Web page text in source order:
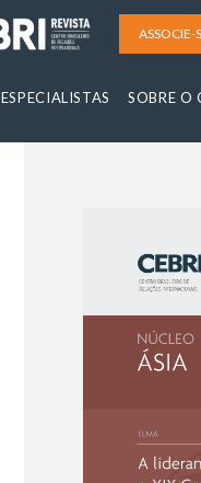
ASSOCIE-
ESPECIALISTAS SOBRE O